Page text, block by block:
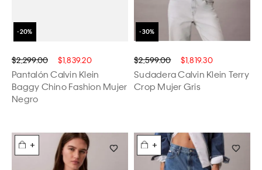
$2,299.00 $1,839.20
Pantalón Calvin Klein
Baggy Chino Fashion Mujer
Negro
$2,599.00 $1,819.30
Sudadera Calvin Klein Terry
Crop Mujer Gris
+ +